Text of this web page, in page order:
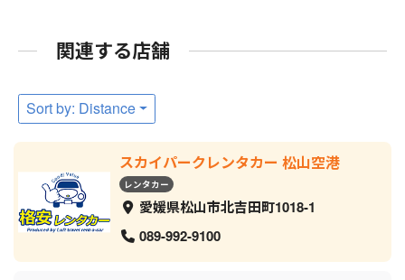
関連する店舗
Sort by: Distance
スカイパークレンタカー 松山空港
レンタカー
愛媛県松山市北吉田町1018-1
089-992-9100